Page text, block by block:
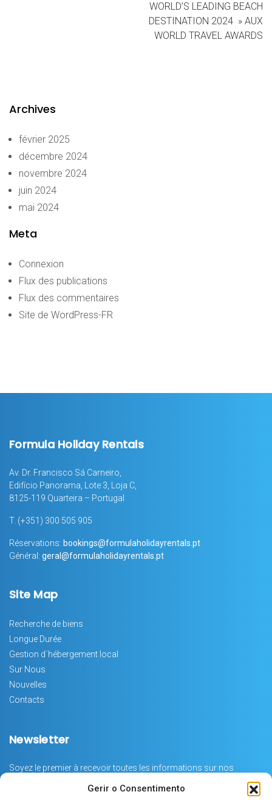
Gerir o Consentimento
WORLD’S LEADING BEACH
DESTINATION 2024 » AUX
WORLD TRAVEL AWARDS
Archives
février 2025
décembre 2024
novembre 2024
juin 2024
mai 2024
Meta
Connexion
Flux des publications
Flux des commentaires
Site de WordPress-FR
Formula Holiday Rentals
Av. Dr. Francisco Sá Carneiro,
Edifício Panorama, Lote 3, Loja C,
8125-119 Quarteira – Portugal
T. (+351) 300 505 905
Réservations: bookings@formulaholidayrentals.pt
Général: geral@formulaholidayrentals.pt
Site Map
Recherche de biens
Longue Durée
Gestion d´hébergement local
Sur Nous
Nouvelles
Contacts
Newsletter
Soyez le premier à recevoir toutes les informations sur nos